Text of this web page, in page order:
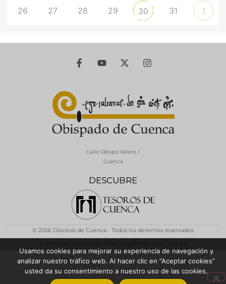
26 27 28 29 30 31 1
DESCUBRE
Calle Obispo Valero, 1
Cuenca
© 2026 Diócesis de Cuenca - Todos los derechos reservados
Usamos cookies para mejorar su experiencia de navegación y
analizar nuestro tráfico web. Al hacer clic en “Aceptar cookies”
usted da su consentimiento a nuestro uso de las cookies.